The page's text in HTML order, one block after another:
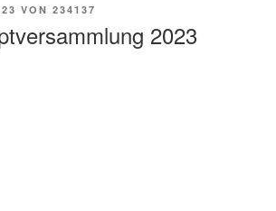
VON 234137
2023